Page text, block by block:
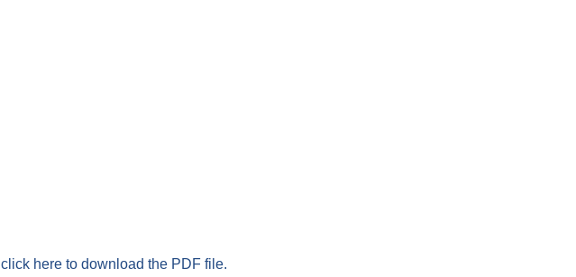
click here to download the PDF file.